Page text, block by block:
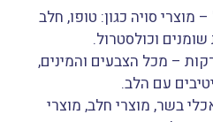
מוצרי סויה כגון: טופו, חלב
וכולסטרול.
– מכל הצבעים והמינים,
עם הלב.
בשר, מוצרי חלב, מוצרי